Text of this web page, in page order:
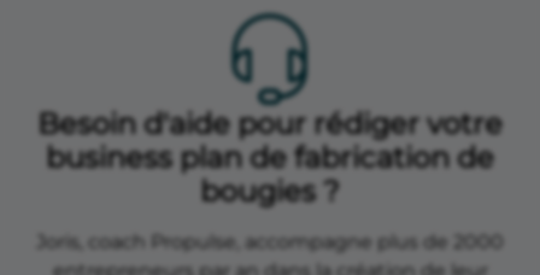
Besoin d'aide pour rédiger votre
business plan de fabrication de
bougies ?
Joris, coach Propulse, accompagne plus de 2000